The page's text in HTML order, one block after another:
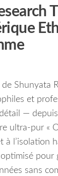
Shunyata
et
—
ultra‑pur «
à l’isolation
pour
sans